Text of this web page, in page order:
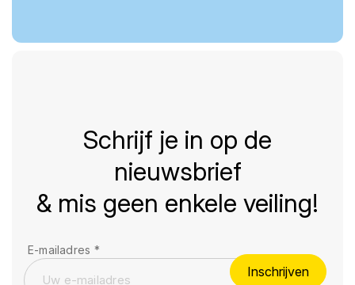
Schrijf je in op de
nieuwsbrief
& mis geen enkele veiling!
E-mailadres *
Inschrijven